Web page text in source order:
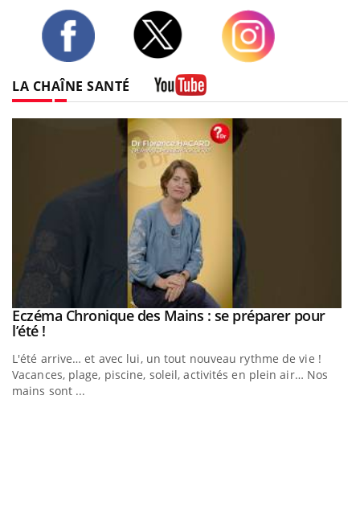
LA CHAÎNE SANTÉ
Youtube
Eczéma Chronique des Mains : se préparer pour
l’été !Youtube
L'été arrive… et avec lui, un tout nouveau rythme de vie !
Vacances, plage, piscine, soleil, activités en plein air… Nos
mains sont ...